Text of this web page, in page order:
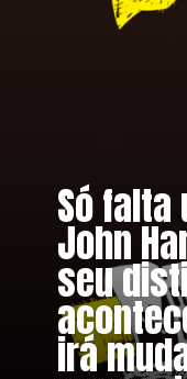
Só falta
John
seu
irá